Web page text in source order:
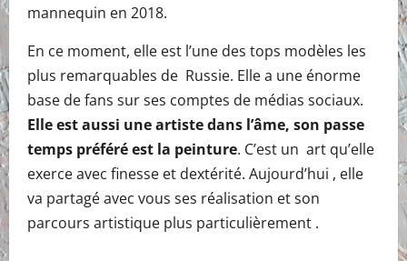
mannequin en 2018.
En ce moment, elle est l’une des tops modèles les
plus remarquables de Russie. Elle a une énorme
base de fans sur ses comptes de médias sociaux.
Elle est aussi une artiste dans l’âme, son passe
temps préféré est la peinture. C’est un art qu’elle
exerce avec finesse et dextérité. Aujourd’hui , elle
va partagé avec vous ses réalisation et son
parcours artistique plus particulièrement .